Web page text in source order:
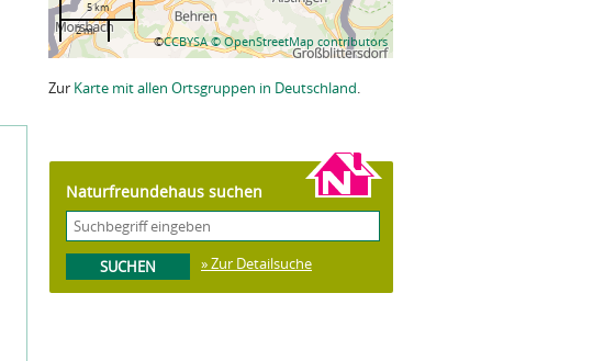
©CCBYSA © OpenStreetMap contributors
5 km
2 mi
Zur Karte mit allen Ortsgruppen in Deutschland.
Naturfreundehaus suchen
» Zur Detailsuche